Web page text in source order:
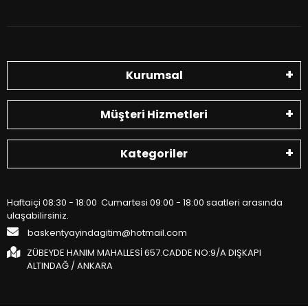
Kurumsal
Müşteri Hizmetleri
Kategoriler
Haftaiçi 08:30 - 18:00 Cumartesi 09:00 - 18:00 saatleri arasında
ulaşabilirsiniz.
baskentyayindagitim@hotmail.com
ZÜBEYDE HANIM MAHALLESİ 657.CADDE NO:9/A DIŞKAPI
ALTINDAĞ / ANKARA